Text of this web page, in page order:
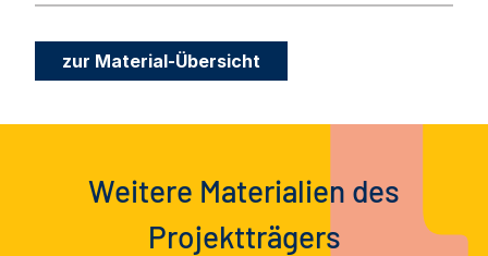
zur Material-Übersicht
Weitere Materialien des
Projektträgers